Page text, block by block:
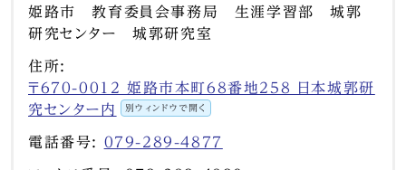
姫路市 教育委員会事務局 生涯学習部 城郭
研究センター 城郭研究室
住所:
〒670-0012 姫路市本町68番地258 日本城郭研
究センター内
別ウィンドウで開く
電話番号: 079-289-4877